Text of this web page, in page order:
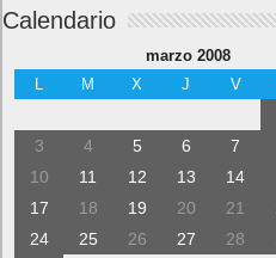
Calendario
marzo 2008
L
M X J V
3
4 5 6 7
10
11 12 13 14
17
18 19 20 21
24
25 26 27 28